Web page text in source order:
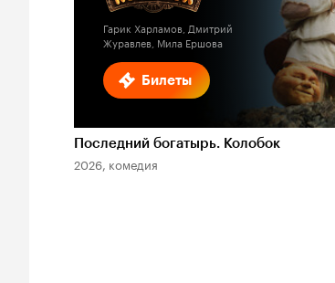
Билеты
Гарик Харламов, Дмитрий
Журавлев, Мила Ершова
Последний богатырь. Колобок
2026, комедия